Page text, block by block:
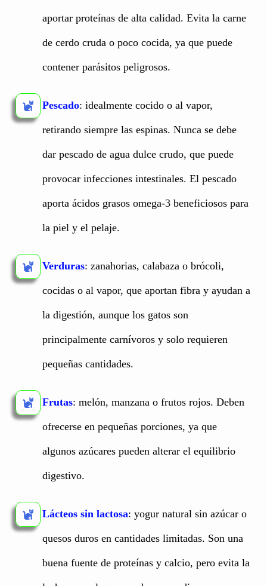
aportar proteínas de alta calidad. Evita la carne
de cerdo cruda o poco cocida, ya que puede
contener parásitos peligrosos.
Pescado: idealmente cocido o al vapor,
retirando siempre las espinas. Nunca se debe
dar pescado de agua dulce crudo, que puede
provocar infecciones intestinales. El pescado
aporta ácidos grasos omega-3 beneficiosos para
la piel y el pelaje.
Verduras: zanahorias, calabaza o brócoli,
cocidas o al vapor, que aportan fibra y ayudan a
la digestión, aunque los gatos son
principalmente carnívoros y solo requieren
pequeñas cantidades.
Frutas: melón, manzana o frutos rojos. Deben
ofrecerse en pequeñas porciones, ya que
algunos azúcares pueden alterar el equilibrio
digestivo.
Lácteos sin lactosa: yogur natural sin azúcar o
quesos duros en cantidades limitadas. Son una
buena fuente de proteínas y calcio, pero evita la